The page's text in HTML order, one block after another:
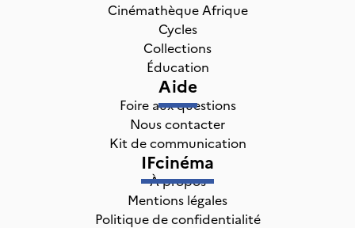
Cinémathèque Afrique
Cycles
Collections
Éducation
Aide
Foire aux questions
Nous contacter
Kit de communication
IFcinéma
À propos
Mentions légales
Politique de confidentialité